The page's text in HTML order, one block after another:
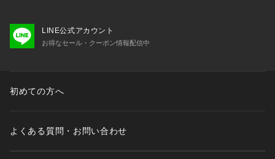
LINE公式アカウント
お得なセール・クーポン情報配信中
初めての方へ
よくある質問・お問い合わせ